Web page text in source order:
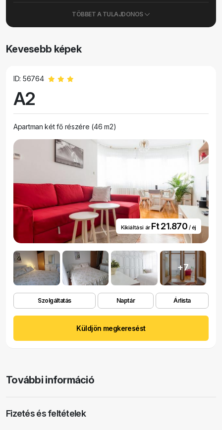
TÖBBET A TULAJDONOS
Kevesebb képek
ID: 56764
A2
Apartman két fő részére (46 m2)
Kikiáltási ár Ft 21.870 / éj
+7
Szolgáltatás Naptár Árlista
Küldjön megkeresést
További információ
Fizetés és feltételek